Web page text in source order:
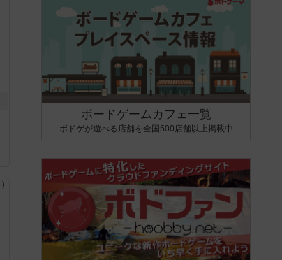
ボードゲームカフェ一覧
ボドゲが遊べる店舗を全国500店舗以上掲載中